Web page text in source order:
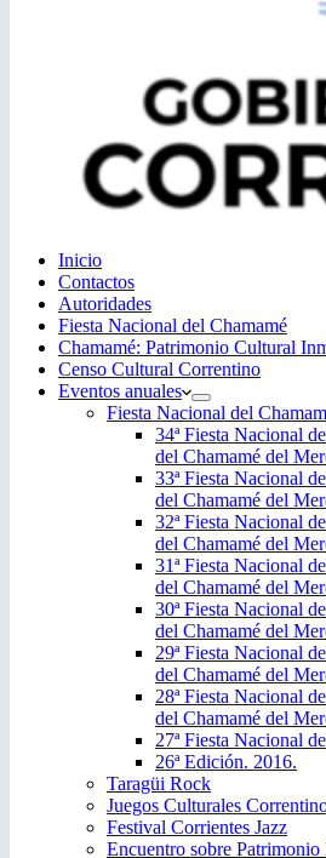
Inicio
Contactos
Autoridades
Fiesta Nacional del Chamamé
Chamamé: Patrimonio Cultural
Censo Cultural Correntino
Eventos anuales
Fiesta Nacional del
34ª Fiesta Nacional
del Chamamé del
33ª Fiesta Nacional
del Chamamé del
32ª Fiesta Nacional
del Chamamé del
31ª Fiesta Nacional
del Chamamé del
30ª Fiesta Nacional
del Chamamé del
29ª Fiesta Nacional
del Chamamé del
28ª Fiesta Nacional
del Chamamé del
27ª Fiesta Nacional
26ª Edición. 2016.
Taragüi Rock
Juegos Culturales
Festival Corrientes Jazz
Encuentro sobre